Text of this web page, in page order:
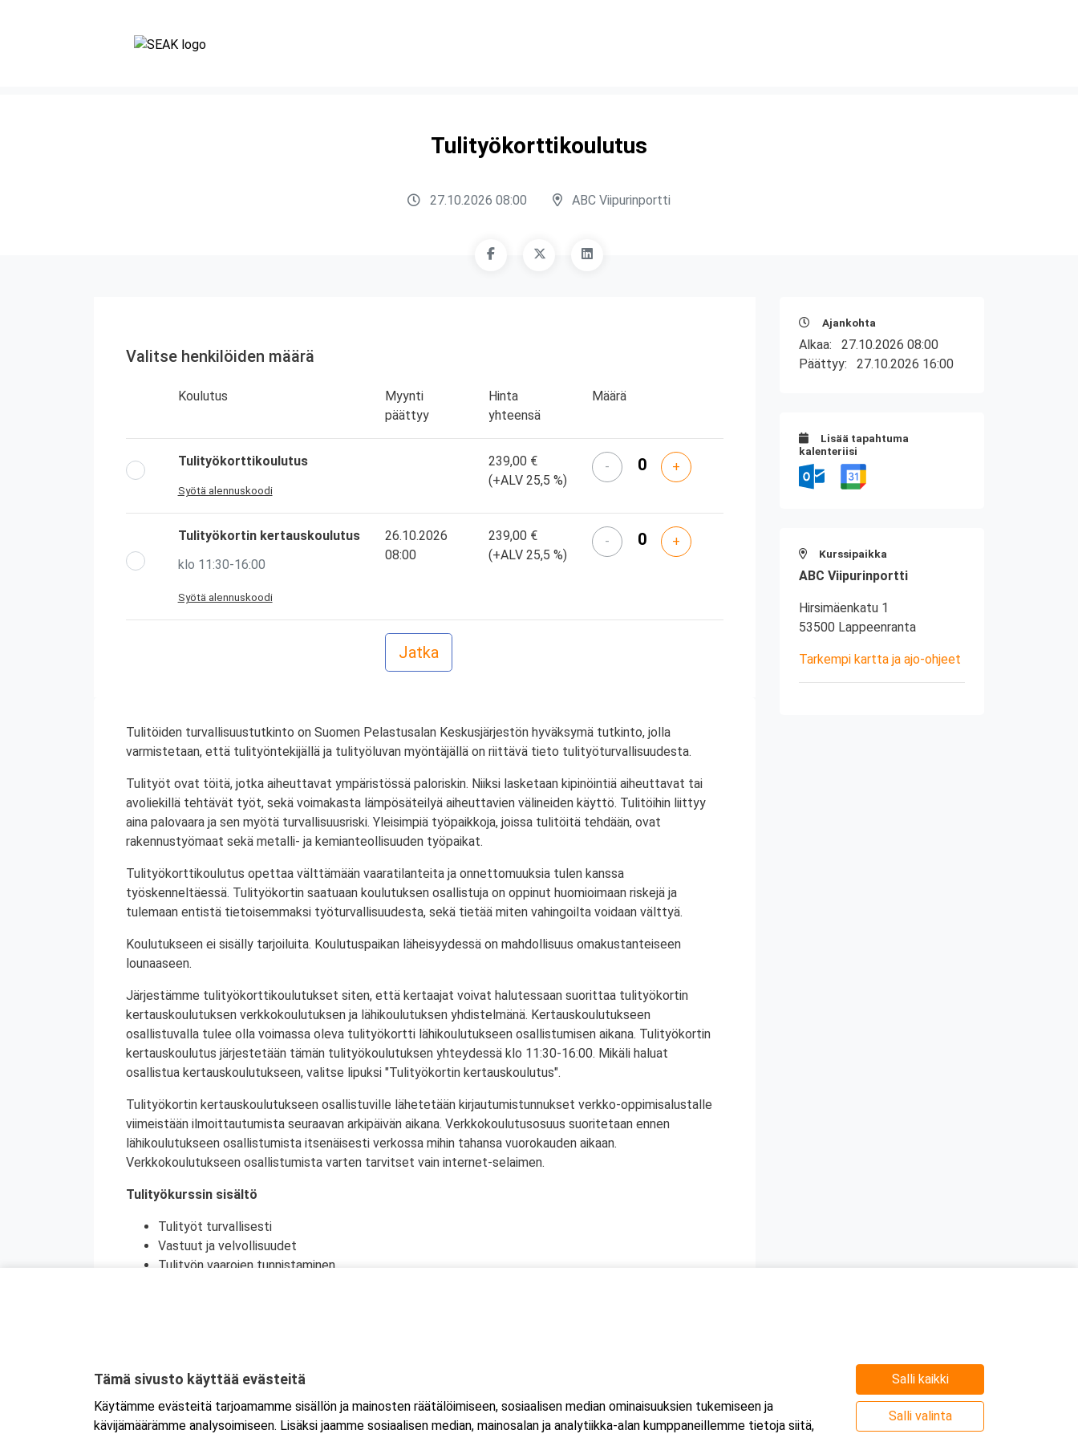
Tulityökorttikoulutus
27.10.2026 08:00 ABC Viipurinportti
Valitse henkilöiden määrä
Koulutus
Myynti
päättyy
Hinta
yhteensä
Määrä
Tulityökorttikoulutus
Syötä alennuskoodi
239,00 €
(+ALV 25,5 %)
- +
Tulityökortin kertauskoulutus
klo 11:30-16:00
Syötä alennuskoodi
26.10.2026
08:00
239,00 €
(+ALV 25,5 %)
- +
Tulitöiden turvallisuustutkinto on Suomen Pelastusalan Keskusjärjestön hyväksymä tutkinto, jolla
varmistetaan, että tulityöntekijällä ja tulityöluvan myöntäjällä on riittävä tieto tulityöturvallisuudesta.
Tulityöt ovat töitä, jotka aiheuttavat ympäristössä paloriskin. Niiksi lasketaan kipinöintiä aiheuttavat tai
avoliekillä tehtävät työt, sekä voimakasta lämpösäteilyä aiheuttavien välineiden käyttö. Tulitöihin liittyy
aina palovaara ja sen myötä turvallisuusriski. Yleisimpiä työpaikkoja, joissa tulitöitä tehdään, ovat
rakennustyömaat sekä metalli- ja kemianteollisuuden työpaikat.
Tulityökorttikoulutus opettaa välttämään vaaratilanteita ja onnettomuuksia tulen kanssa
työskenneltäessä. Tulityökortin saatuaan koulutuksen osallistuja on oppinut huomioimaan riskejä ja
tulemaan entistä tietoisemmaksi työturvallisuudesta, sekä tietää miten vahingoilta voidaan välttyä.
Koulutukseen ei sisälly tarjoiluita. Koulutuspaikan läheisyydessä on mahdollisuus omakustanteiseen
lounaaseen.
Järjestämme tulityökorttikoulutukset siten, että kertaajat voivat halutessaan suorittaa tulityökortin
kertauskoulutuksen verkkokoulutuksen ja lähikoulutuksen yhdistelmänä. Kertauskoulutukseen
osallistuvalla tulee olla voimassa oleva tulityökortti lähikoulutukseen osallistumisen aikana. Tulityökortin
kertauskoulutus järjestetään tämän tulityökoulutuksen yhteydessä klo 11:30-16:00. Mikäli haluat
osallistua kertauskoulutukseen, valitse lipuksi "Tulityökortin kertauskoulutus".
Tulityökortin kertauskoulutukseen osallistuville lähetetään kirjautumistunnukset verkko-oppimisalustalle
viimeistään ilmoittautumista seuraavan arkipäivän aikana. Verkkokoulutusosuus suoritetaan ennen
lähikoulutukseen osallistumista itsenäisesti verkossa mihin tahansa vuorokauden aikaan.
Verkkokoulutukseen osallistumista varten tarvitset vain internet-selaimen.
Tulityökurssin sisältö
Tulityöt turvallisesti
Vastuut ja velvollisuudet
Tulityön vaarojen tunnistaminen
Tulityökortti on voimassa viisi vuotta. Tulityökortti on voimassa Suomen lisäksi myös Norjassa ja
Ruotsin tulityökoulutus uudistui heinäkuussa 2023, jonka seurauksena Suomessa myönnetty kortti ei ole
Ruotsissa enää pätevä.
Ajankohta
Alkaa: 27.10.2026 08:00
Päättyy: 27.10.2026 16:00
Lisää tapahtuma
kalenteriisi
Kurssipaikka
ABC Viipurinportti
Hirsimäenkatu 1
53500 Lappeenranta
Tarkempi kartta ja ajo-ohjeet
Tämä sivusto käyttää evästeitä
Käytämme evästeitä tarjoamamme sisällön ja mainosten räätälöimiseen, sosiaalisen median ominaisuuksien tukemiseen ja
kävijämäärämme analysoimiseen. Lisäksi jaamme sosiaalisen median, mainosalan ja analytiikka-alan kumppaneillemme tietoja siitä,
Salli kaikki
Salli valinta